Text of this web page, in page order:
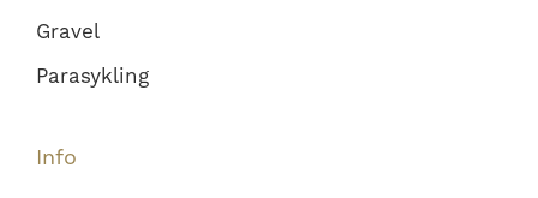
Gravel
Parasykling
Info